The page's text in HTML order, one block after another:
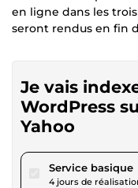
en ligne dans les
seront rendus en fin
Je vais
WordPress
Yahoo
Service basique
4 jours de